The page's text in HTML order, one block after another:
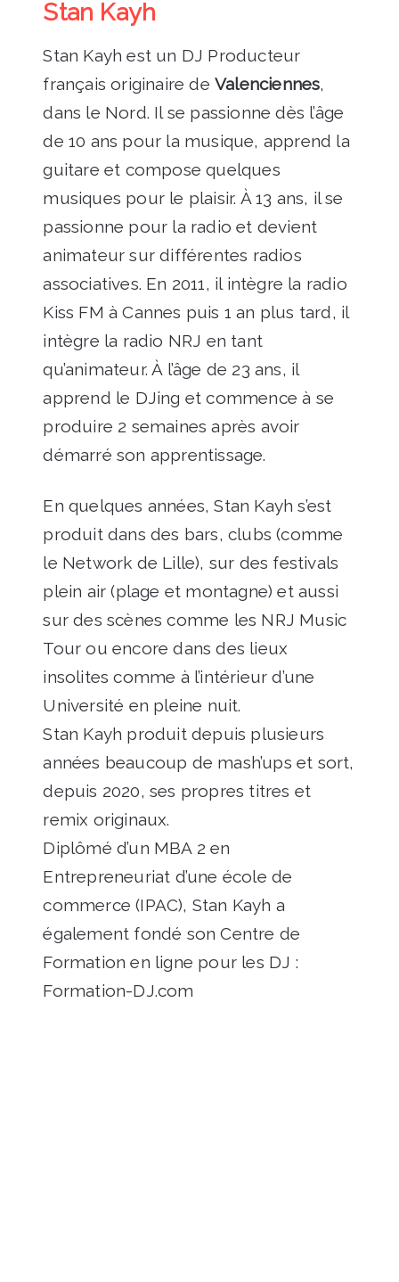
Stan Kayh
Stan Kayh est un DJ Producteur
français originaire deValenciennes,
dans le Nord. Il se passionne dès l’âge
de 10 ans pour la musique, apprend la
guitare et compose quelques
musiques pour le plaisir. À 13 ans, il se
passionne pour la radio et devient
animateur sur différentes radios
associatives. En 2011, il intègre la radio
Kiss FM à Cannes puis 1 an plus tard, il
intègre la radio NRJ en tant
qu’animateur. À l’âge de 23 ans, il
apprend le DJing et commence à se
produire 2 semaines après avoir
démarré son apprentissage.
En quelques années, Stan Kayh s’est
produit dans des bars, clubs (comme
le Network de Lille), sur des festivals
plein air (plage et montagne) et aussi
sur des scènes comme les NRJ Music
Tour ou encore dans des lieux
insolites comme à l’intérieur d’une
Université en pleine nuit.
Stan Kayh produit depuis plusieurs
années beaucoup de mash’ups et sort,
depuis 2020, ses propres titres et
remix originaux.
Diplômé d’un MBA 2 en
Entrepreneuriat d’une école de
commerce (IPAC), Stan Kayh a
également fondé son Centre de
Formation en ligne pour les DJ :
Formation-DJ.com